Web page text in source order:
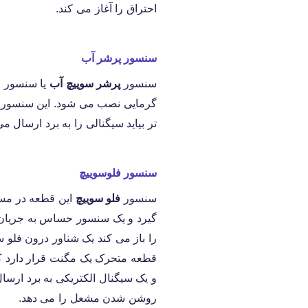
احتراق را آغاز می کند.
سنسور پرشر آب
سنسور پرشر سوییچ آب یا
گرمایی نصب می شود. این سنسور
تر بیاید سیگنالی را به برد
سنسور فلوسوییچ
سنسور فلو سوییچ این قطعه در
گیرد و یک سنسور حساس به
را باز می کند یک شناور درون
قطعه متحرک یک مگنت قرار دارد
و یک سیگنال الکتریکی به برد
روشن شدن مشعل را می دهد.